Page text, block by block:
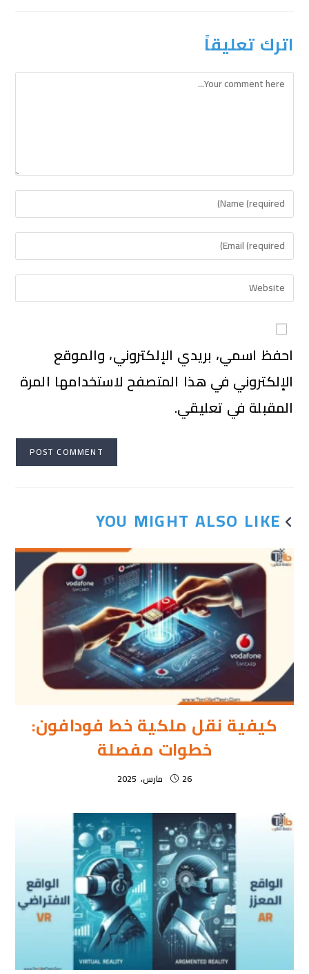
اترك تعليقاً
احفظ اسمي، بريدي الإلكتروني، والموقع
الإلكتروني في هذا المتصفح لاستخدامها المرة
المقبلة في تعليقي.
YOU MIGHT ALSO LIKE
كيفية نقل ملكية خط فودافون:
خطوات مفصلة
26 مارس، 2025